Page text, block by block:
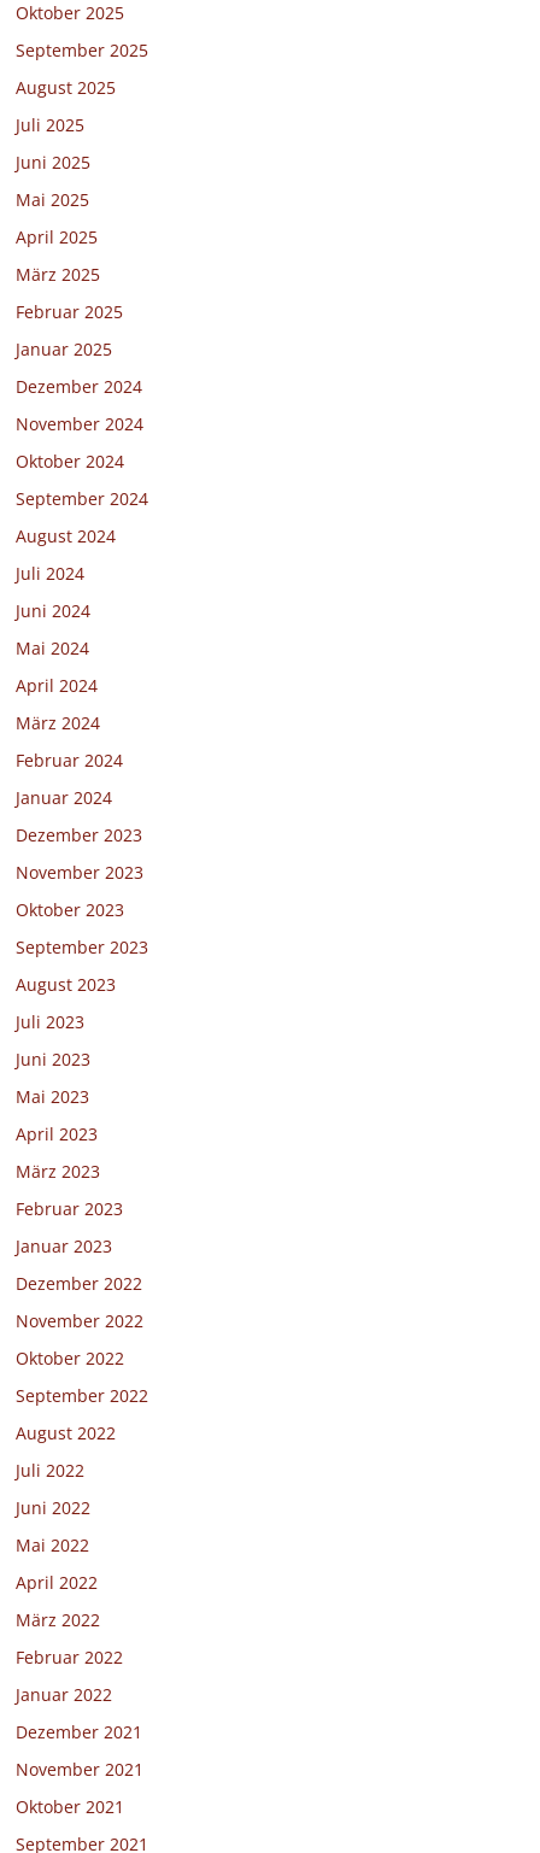
Oktober 2025
September 2025
August 2025
Juli 2025
Juni 2025
Mai 2025
April 2025
März 2025
Februar 2025
Januar 2025
Dezember 2024
November 2024
Oktober 2024
September 2024
August 2024
Juli 2024
Juni 2024
Mai 2024
April 2024
März 2024
Februar 2024
Januar 2024
Dezember 2023
November 2023
Oktober 2023
September 2023
August 2023
Juli 2023
Juni 2023
Mai 2023
April 2023
März 2023
Februar 2023
Januar 2023
Dezember 2022
November 2022
Oktober 2022
September 2022
August 2022
Juli 2022
Juni 2022
Mai 2022
April 2022
März 2022
Februar 2022
Januar 2022
Dezember 2021
November 2021
Oktober 2021
September 2021